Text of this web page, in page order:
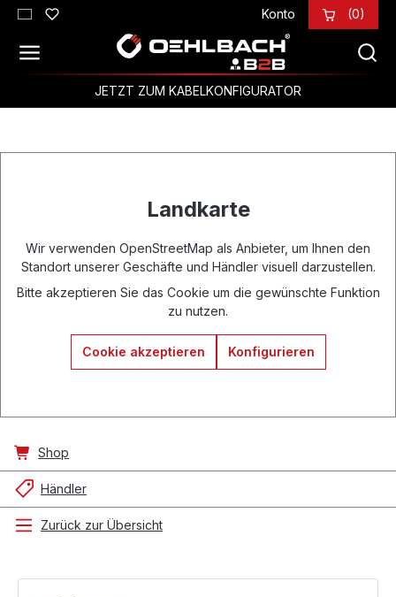
Zum Hauptinhalt springen Konto (0)
JETZT ZUM KABELKONFIGURATOR
Landkarte
Wir verwenden OpenStreetMap als Anbieter, um Ihnen den
Standort unserer Geschäfte und Händler visuell darzustellen.
Bitte akzeptieren Sie das Cookie um die gewünschte Funktion
zu nutzen.
Cookie akzeptieren Konfigurieren
Shop
Händler
Zurück zur Übersicht